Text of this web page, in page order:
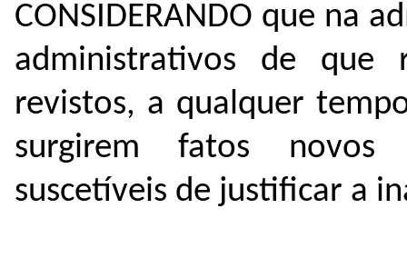
CONSIDERANDO que na
administrativos de que
revistos, a qualquer
surgirem fatos novos
suscetíveis de justificar a